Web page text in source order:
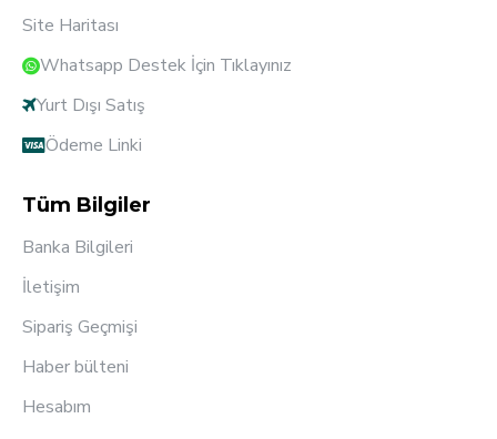
Site Haritası
Whatsapp Destek İçin Tıklayınız
Yurt Dışı Satış
Ödeme Linki
Tüm Bilgiler
Banka Bilgileri
İletişim
Sipariş Geçmişi
Haber bülteni
Hesabım